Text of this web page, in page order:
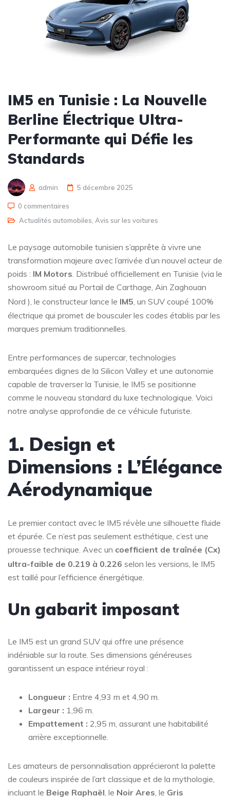
IM5 en Tunisie : La Nouvelle
Berline Électrique Ultra-
Performante qui Défie les
Standards
admin 5 décembre 2025
0 commentaires
Actualités automobiles, Avis sur les voitures
Le paysage automobile tunisien s’apprête à vivre une
transformation majeure avec l’arrivée d’un nouvel acteur de
poids : IM Motors. Distribué officiellement en Tunisie (via le
showroom situé au Portail de Carthage, Ain Zaghouan
Nord ), le constructeur lance le IM5, un SUV coupé 100%
électrique qui promet de bousculer les codes établis par les
marques premium traditionnelles.
Entre performances de supercar, technologies
embarquées dignes de la Silicon Valley et une autonomie
capable de traverser la Tunisie, le IM5 se positionne
comme le nouveau standard du luxe technologique. Voici
notre analyse approfondie de ce véhicule futuriste.
1. Design et
Dimensions : L’Élégance
Aérodynamique
Le premier contact avec le IM5 révèle une silhouette fluide
et épurée. Ce n’est pas seulement esthétique, c’est une
prouesse technique. Avec un coefficient de traînée (Cx)
ultra-faible de 0.219 à 0.226 selon les versions , le IM5
est taillé pour l’efficience énergétique.
Un gabarit imposant
Le IM5 est un grand SUV qui offre une présence
indéniable sur la route. Ses dimensions généreuses
garantissent un espace intérieur royal :
Longueur : Entre 4,93 m et 4,90 m.
Largeur : 1,96 m.
Empattement : 2,95 m, assurant une habitabilité
arrière exceptionnelle.
Les amateurs de personnalisation apprécieront la palette
de couleurs inspirée de l’art classique et de la mythologie,
incluant le Beige Raphaël , le Noir Ares , le Gris